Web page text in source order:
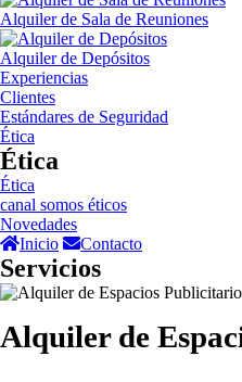
Alquiler de Sala de Reuniones
Alquiler de Depósitos
Experiencias
Clientes
Estándares de Seguridad
Ética
Ética
Ética
canal somos éticos
Novedades
Inicio
Contacto
Servicios
Alquiler de